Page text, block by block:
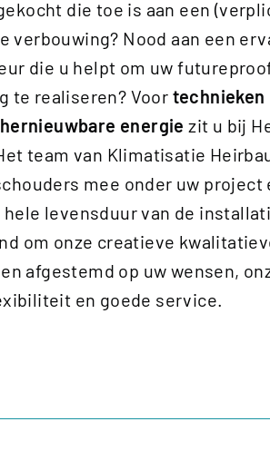
die toe is aan een
verbouwing? Nood aan een
die u helpt om uw
te realiseren? Voor technieken
energiezit u bij
team van Klimatisatie
mee onder uw project
hele levensduur van de
om onze creatieve
afgestemd op uw wensen,
en goede service.